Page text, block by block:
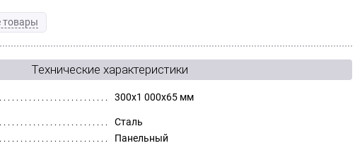
товары
Технические характеристики
300x1 000x65 мм
Сталь
Панельный